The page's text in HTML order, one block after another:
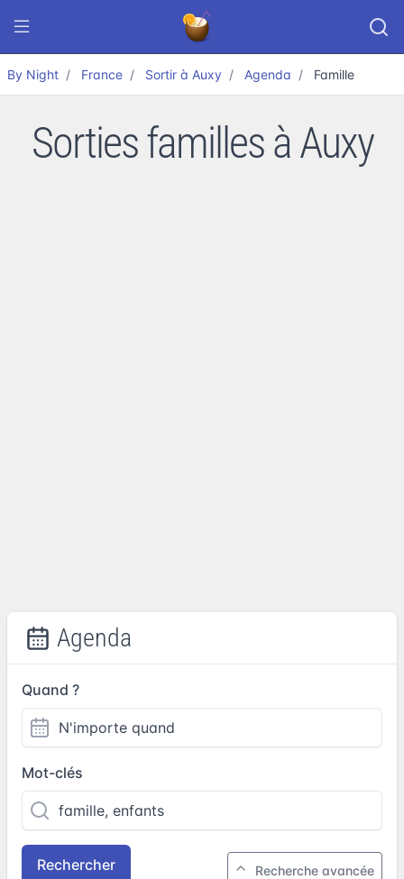
By Night France Sortir à Auxy Agenda Famille
Sorties familles à Auxy
Agenda
Quand ?
Mot-clés
Rechercher Recherche avancée